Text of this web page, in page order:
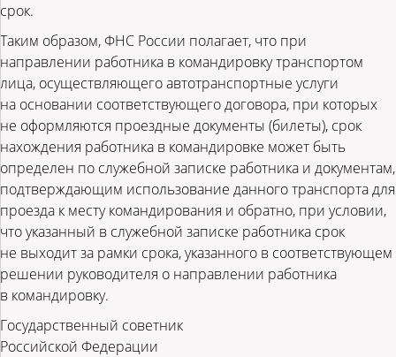
срок.
Таким образом, ФНС России полагает, что при
направлении работника в командировку транспортом
лица, осуществляющего автотранспортные услуги
на основании соответствующего договора, при которых
не оформляются проездные документы (билеты), срок
нахождения работника в командировке может быть
определен по служебной записке работника и документам,
подтверждающим использование данного транспорта для
проезда к месту командирования и обратно, при условии,
что указанный в служебной записке работника срок
не выходит за рамки срока, указанного в соответствующем
решении руководителя о направлении работника
в командировку.
Государственный советник
Российской Федерации